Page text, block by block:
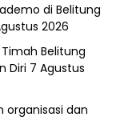
di Belitung
2026
Timah Belitung
Diri 7 Agustus
organisasi dan